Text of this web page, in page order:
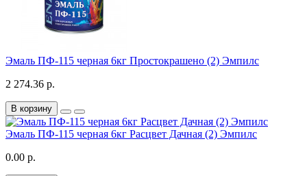
Эмаль ПФ-115 черная 6кг Простокрашено (2) Эмпилс
2 274.36 р.
В корзину
Эмаль ПФ-115 черная 6кг Расцвет Дачная (2) Эмпилс
0.00 р.